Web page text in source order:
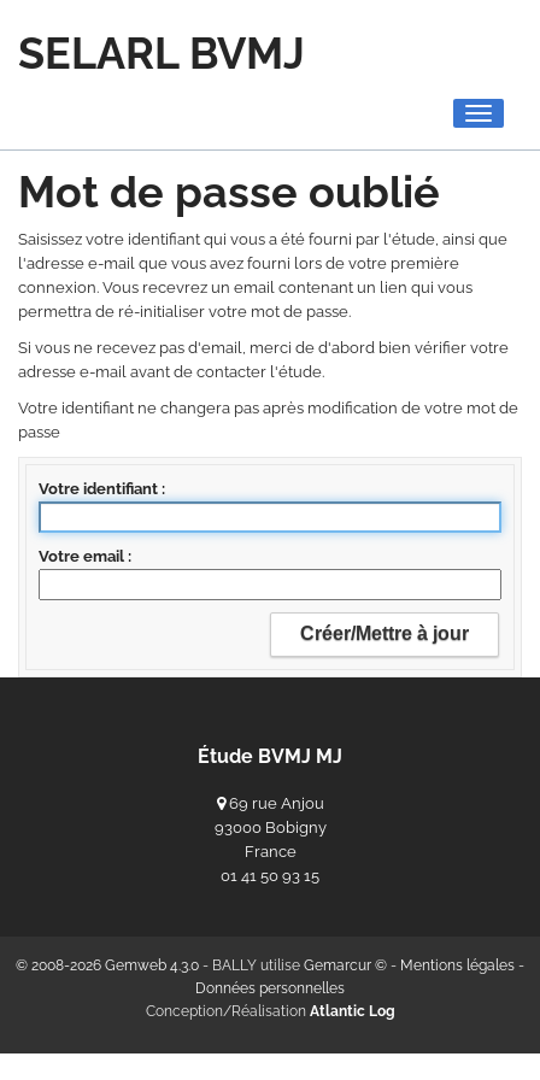
SELARL BVMJ
Toggle
Mot de passe oublié
Saisissez votre identifiant qui vous a été fourni par l'étude, ainsi que
l'adresse e-mail que vous avez fourni lors de votre première
connexion. Vous recevrez un email contenant un lien qui vous
permettra de ré-initialiser votre mot de passe.
Si vous ne recevez pas d'email, merci de d'abord bien vérifier votre
adresse e-mail avant de contacter l'étude.
Votre identifiant ne changera pas après modification de votre mot de
passe
Votre identifiant
Votre email
Étude BVMJ MJ
69 rue Anjou
93000 Bobigny
France
‭01 41 50 93 15‬
© 2008-2026 Gemweb 4.3.0 - BALLY utilise Gemarcur © - Mentions légales -
Données personnelles
Conception/Réalisation Atlantic Log